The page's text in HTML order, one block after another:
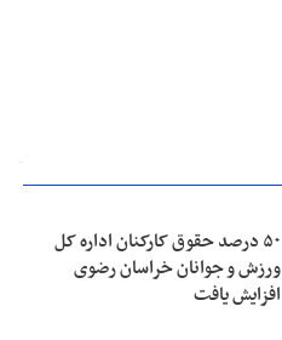
۵۰ درصد حقوق کارکنان اداره کل
ورزش و جوانان خراسان رضوی
افزایش یافت